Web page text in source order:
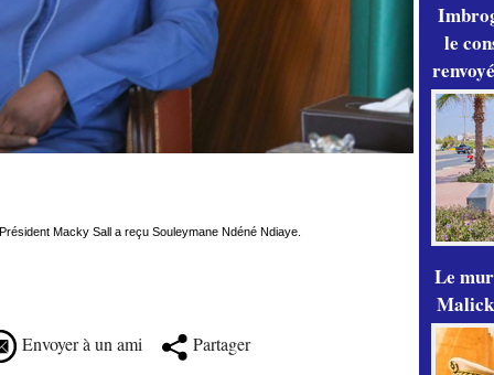
Envoyer à un ami Partager
le
Le